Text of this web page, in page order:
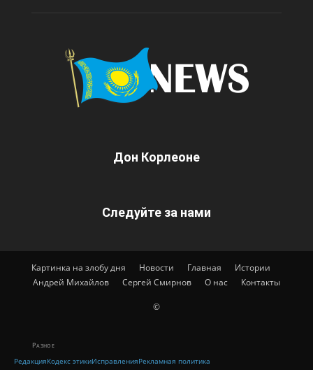
Дон Корлеоне
Следуйте за нами
Картинка на злобу дня Новости Главная
Истории
Андрей Михайлов
Сергей Смирнов О нас Контакты
©
Разное
РедакцияКодекс этикиИсправленияРекламная политика